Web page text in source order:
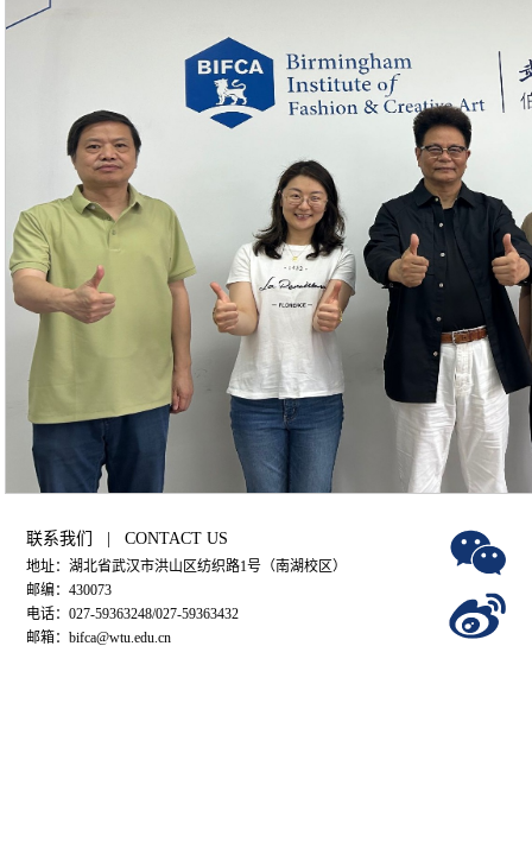
联系我们 | CONTACT US
地址：湖北省武汉市洪山区纺织路1号（南湖校区）
邮编：430073
电话：027-59363248/027-59363432
邮箱：bifca@wtu.edu.cn